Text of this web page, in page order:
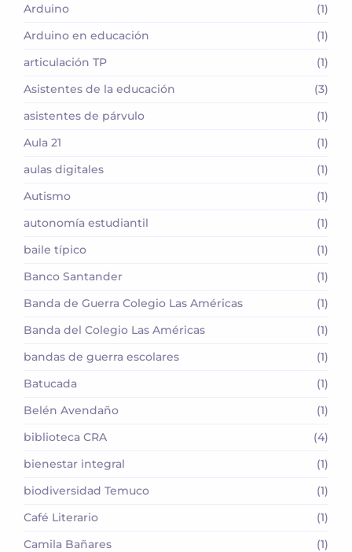
Arduino
(1)
Arduino en educación
(1)
articulación TP
(1)
Asistentes de la educación
(3)
asistentes de párvulo
(1)
Aula 21
(1)
aulas digitales
(1)
Autismo
(1)
autonomía estudiantil
(1)
baile típico
(1)
Banco Santander
(1)
Banda de Guerra Colegio Las Américas
(1)
Banda del Colegio Las Américas
(1)
bandas de guerra escolares
(1)
Batucada
(1)
Belén Avendaño
(1)
biblioteca CRA
(4)
bienestar integral
(1)
biodiversidad Temuco
(1)
Café Literario
(1)
Camila Bañares
(1)